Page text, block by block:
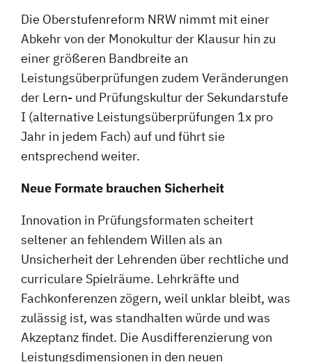
Die Oberstufenreform NRW nimmt mit einer
Abkehr von der Monokultur der Klausur hin zu
einer größeren Bandbreite an
Leistungsüberprüfungen zudem Veränderungen
der Lern- und Prüfungskultur der Sekundarstufe
I (alternative Leistungsüberprüfungen 1x pro
Jahr in jedem Fach) auf und führt sie
entsprechend weiter.
Neue Formate brauchen Sicherheit
Innovation in Prüfungsformaten scheitert
seltener an fehlendem Willen als an
Unsicherheit der Lehrenden über rechtliche und
curriculare Spielräume. Lehrkräfte und
Fachkonferenzen zögern, weil unklar bleibt, was
zulässig ist, was standhalten würde und was
Akzeptanz findet. Die Ausdifferenzierung von
Leistungsdimensionen in den neuen